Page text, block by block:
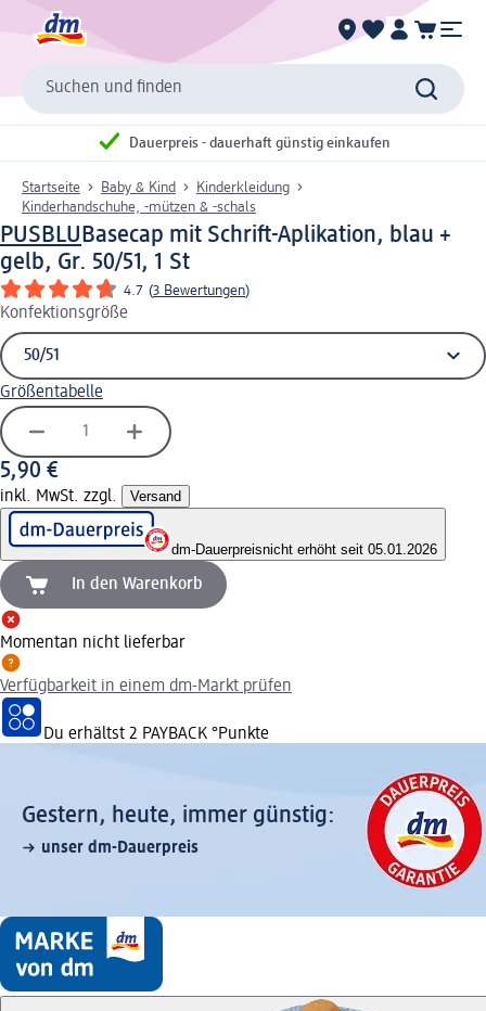
Suchen und finden
Dauerpreis - dauerhaft günstig einkaufen
Startseite Baby & Kind
Kinderkleidung
Kinderhandschuhe, -mützen & -schals
PUSBLUBasecap mit Schrift-Aplikation, blau +
gelb, Gr. 50/51, 1 St
4.7 (3 Bewertungen)
Konfektionsgröße
Größentabelle
5,90 €
inkl. MwSt. zzgl. Versand
dm-Dauerpreisnicht erhöht seit 05.01.2026
In den Warenkorb
Momentan nicht lieferbar
Verfügbarkeit in einem dm-Markt prüfen
Du erhältst 2 PAYBACK °Punkte
Gestern, heute, immer günstig:
unser dm-Dauerpreis